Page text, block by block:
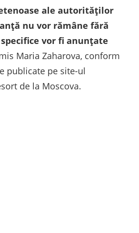
ale autorităților
nu vor rămâne fără
vor fi anunțate
Maria Zaharova, conform
publicate pe site-ul
de la Moscova.